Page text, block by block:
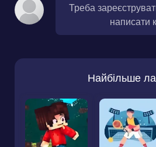
Треба
написати
Найбільше